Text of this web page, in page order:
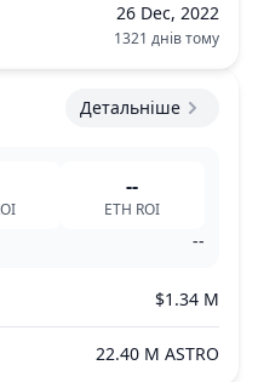
26 Dec, 2022
1321 днів тому
Детальніше
--
ETH ROI
--
$1.34 M
22.40 M ASTRO